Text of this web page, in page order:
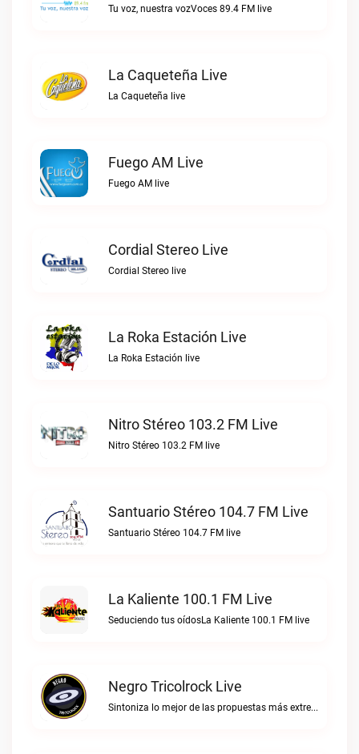
Tu voz, nuestra vozVoces 89.4 FM live
La Caqueteña Live
La Caqueteña live
Fuego AM Live
Fuego AM live
Cordial Stereo Live
Cordial Stereo live
La Roka Estación Live
La Roka Estación live
Nitro Stéreo 103.2 FM Live
Nitro Stéreo 103.2 FM live
Santuario Stéreo 104.7 FM Live
Santuario Stéreo 104.7 FM live
La Kaliente 100.1 FM Live
Seduciendo tus oídosLa Kaliente 100.1 FM live
Negro Tricolrock Live
Sintoniza lo mejor de las propuestas más extremas y virtuosas del metal colombianoNegro Tricolrock live